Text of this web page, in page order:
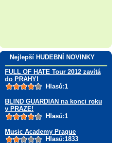
Nejlepší HUDEBNÍ NOVINKY
FULL OF HATE Tour 2012 zavítá
do PRAHY!
Hlasů:1
BLIND GUARDIAN na konci roku
v PRAZE!
Hlasů:1
Music Academy Prague
Hlasů:1833